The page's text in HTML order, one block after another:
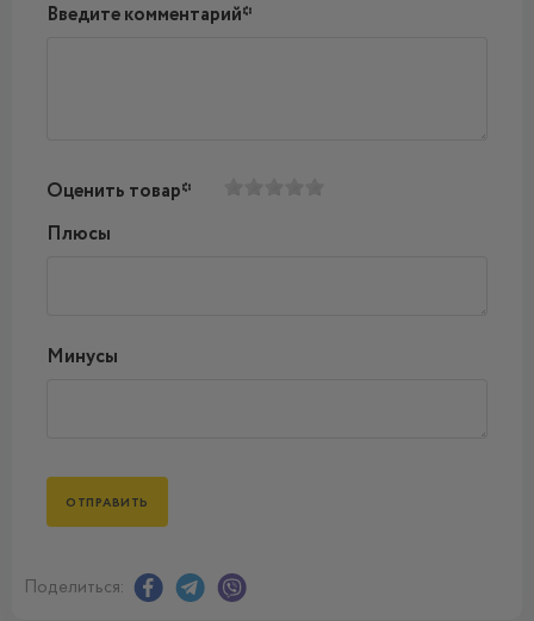
Введите комментарий*
Оценить товар*
Плюсы
Минусы
Поделиться: